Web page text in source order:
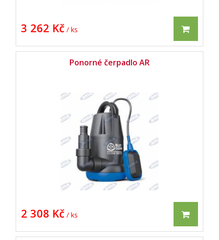
3 262 Kč / ks
Ponorné čerpadlo AR
2 308 Kč / ks